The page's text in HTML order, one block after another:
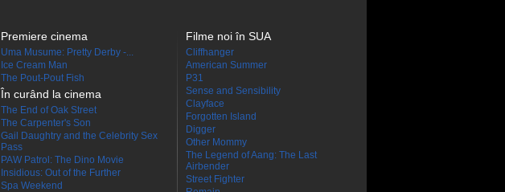
Premiere cinema
Uma Musume: Pretty Derby -...
Ice Cream Man
The Pout-Pout Fish
În curând la cinema
The End of Oak Street
The Carpenter's Son
Gail Daughtry and the Celebrity Sex
Pass
PAW Patrol: The Dino Movie
Insidious: Out of the Further
Spa Weekend
Filme noi în SUA
Cliffhanger
American Summer
P31
Sense and Sensibility
Clayface
Forgotten Island
Digger
Other Mommy
The Legend of Aang: The Last
Airbender
Street Fighter